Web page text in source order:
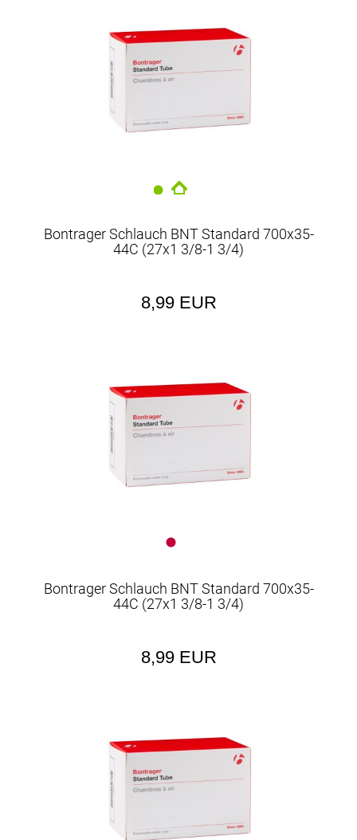
Bontrager Schlauch BNT Standard 700x35-
44C (27x1 3/8-1 3/4)
8,99 EUR
Bontrager Schlauch BNT Standard 700x35-
44C (27x1 3/8-1 3/4)
8,99 EUR